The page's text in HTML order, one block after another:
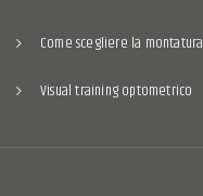
Come scegliere la montatura
Visual training optometrico